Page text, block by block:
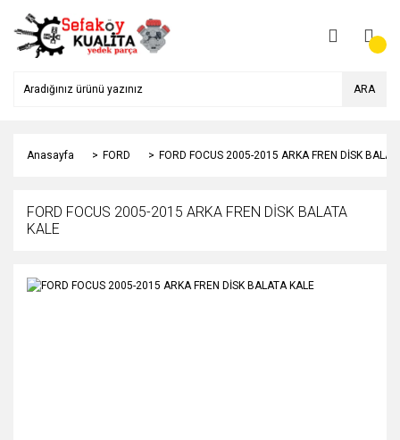
ARA
Anasayfa FORD FORD FOCUS 2005-2015 ARKA FREN DİSK
FORD FOCUS 2005-2015 ARKA FREN DİSK BALATA
KALE